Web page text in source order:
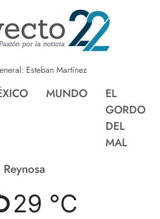
Esteban Martínez
MUNDO
EL
GORDO
DEL
MAL
Nvo. Laredo
29 °C